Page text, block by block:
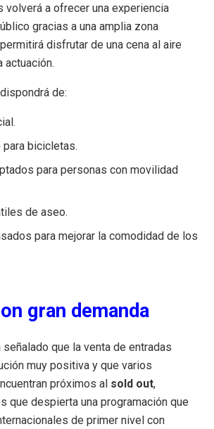
volverá a ofrecer una experiencia
gracias a una amplia zona
disfrutar de una cena al aire
actuación.
de:
para bicicletas.
para personas con movilidad
de aseo.
para mejorar la comodidad de los
gran demanda
señalado que la venta de entradas
muy positiva y que varios
próximos al sold out,
que despierta una programación que
de primer nivel con